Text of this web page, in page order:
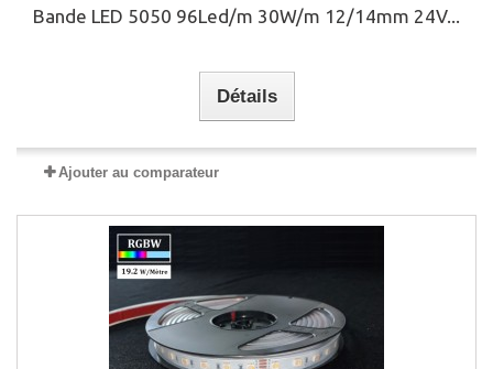
Bande LED 5050 96Led/m 30W/m 12/14mm 24V...
Détails
Ajouter au comparateur